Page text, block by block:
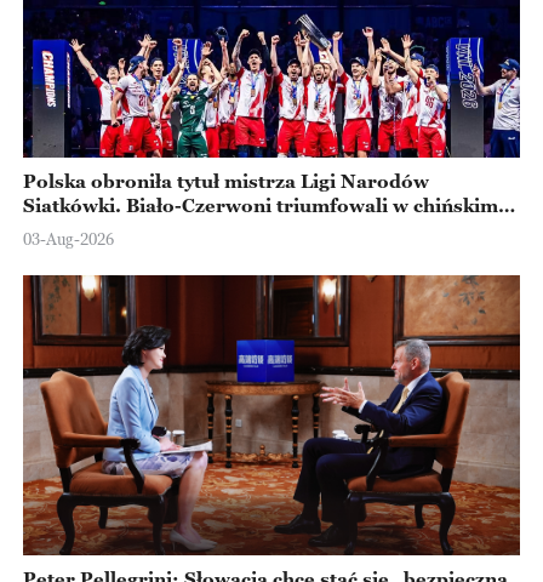
Polska obroniła tytuł mistrza Ligi Narodów
Siatkówki. Biało-Czerwoni triumfowali w chińskim
Ningbo
03-Aug-2026